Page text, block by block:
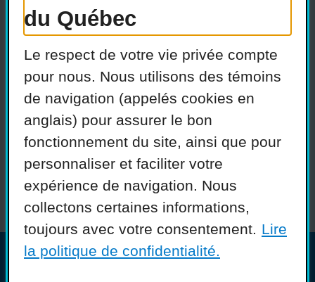
du Québec
Le respect de votre vie privée compte
pour nous. Nous utilisons des témoins
de navigation (appelés cookies en
anglais) pour assurer le bon
fonctionnement du site, ainsi que pour
personnaliser et faciliter votre
expérience de navigation. Nous
collectons certaines informations,
toujours avec votre consentement. Lire
la politique de confidentialité.
Actualités
Devenir membre
Nous joindre
Nous recrutons
Réseaux sociaux
Guide sur l’accessibilité
universelle
FAQ